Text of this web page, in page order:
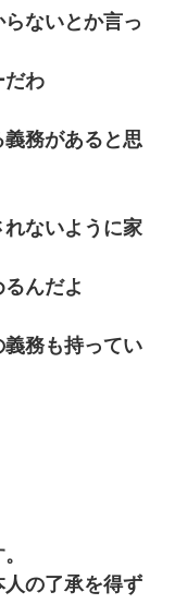
ないとか言っ
だわ
務があると思
ないように家
んだよ
務も持ってい
の了承を得ず